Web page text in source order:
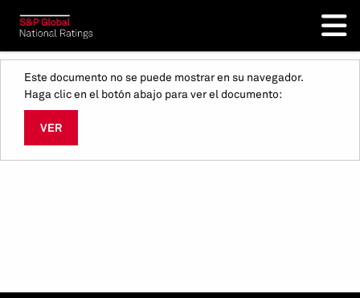
Este documento no se puede mostrar en su navegador.
Haga clic en el botón abajo para ver el documento:
VER